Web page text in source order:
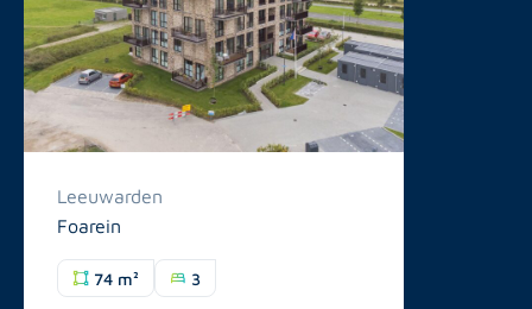
Leeuwarden
Foarein
74 m² 3